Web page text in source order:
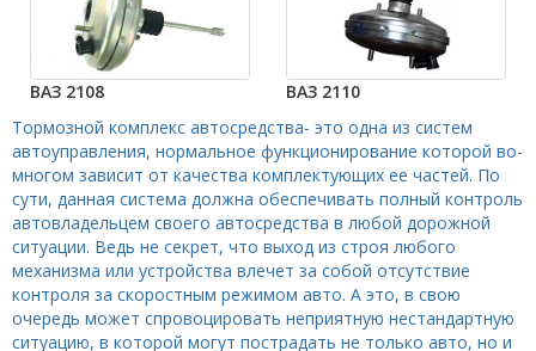
ВАЗ 2108
ВАЗ 2110
Тормозной комплекс автосредства- это одна из систем
автоуправления, нормальное функционирование которой во-
многом зависит от качества комплектующих ее частей. По
сути, данная система должна обеспечивать полный контроль
автовладельцем своего автосредства в любой дорожной
ситуации. Ведь не секрет, что выход из строя любого
механизма или устройства влечет за собой отсутствие
контроля за скоростным режимом авто. А это, в свою
очередь может спровоцировать неприятную нестандартную
ситуацию, в которой могут пострадать не только авто, но и